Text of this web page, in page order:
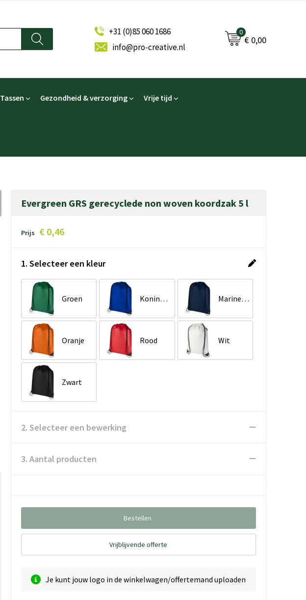
+31 (0)85 060 1686
info@pro-creative.nl
0
€ 0,00
Tassen Gezondheid & verzorging Vrije tijd
Evergreen GRS gerecyclede non woven koordzak 5 l
Prijs € 0,46
1. Selecteer een kleur
Groen Koningsblauw Marineblauw
Oranje Rood Wit
Zwart
2. Selecteer een bewerking
3. Aantal producten
Bestellen
Vrijblijvende offerte
Je kunt jouw logo in de winkelwagen/offertemand uploaden